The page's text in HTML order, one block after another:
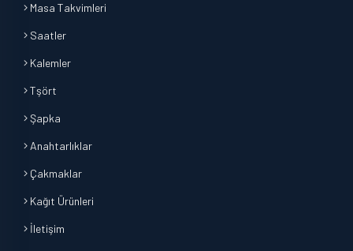
Masa Takvimleri
Saatler
Kalemler
Tşört
Şapka
Anahtarlıklar
Çakmaklar
Kağıt Ürünleri
İletişim